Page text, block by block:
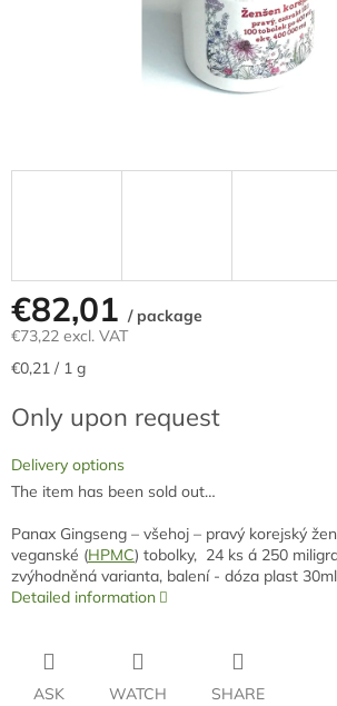
€82,01 / package
€73,22 excl. VAT
Measure
€0,21 / 1 g
Only upon request
Delivery options
The item has been sold out…
Panax Gingseng – všehoj – pravý korejský
veganské (HPMC) tobolky, 24 ks á 250
zvýhodněná varianta, balení - dóza plast
Detailed information
ASK WATCH SHARE